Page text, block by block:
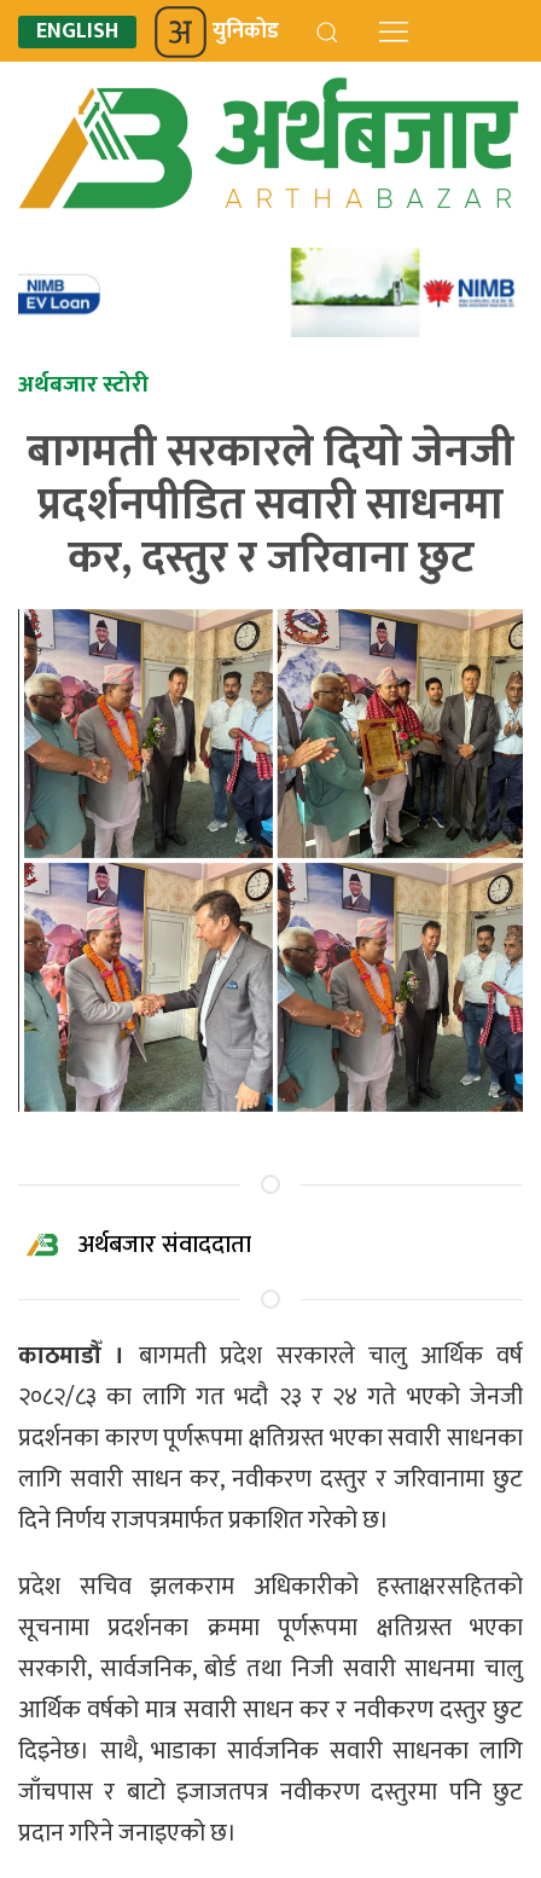
ENGLISH युनिकोड
अर्थबजार स्टोरी
बागमती सरकारले दियो जेनजी
प्रदर्शनपीडित सवारी साधनमा
कर, दस्तुर र जरिवाना छुट
अर्थबजार संवाददाता
काठमाडौँ ।बागमती प्रदेश सरकारले चालु आर्थिक वर्ष
२०८२/८३ का लागि गत भदौ २३ र २४ गते भएको जेनजी
प्रदर्शनका कारण पूर्णरूपमा क्षतिग्रस्त भएका सवारी साधनका
लागि सवारी साधन कर, नवीकरण दस्तुर र जरिवानामा छुट
दिने निर्णय राजपत्रमार्फत प्रकाशित गरेको छ।
प्रदेश सचिव झलकराम अधिकारीको हस्ताक्षरसहितको
सूचनामा प्रदर्शनका क्रममा पूर्णरूपमा क्षतिग्रस्त भएका
सरकारी, सार्वजनिक, बोर्ड तथा निजी सवारी साधनमा चालु
आर्थिक वर्षको मात्र सवारी साधन कर र नवीकरण दस्तुर छुट
दिइनेछ। साथै, भाडाका सार्वजनिक सवारी साधनका लागि
जाँचपास र बाटो इजाजतपत्र नवीकरण दस्तुरमा पनि छुट
प्रदान गरिने जनाइएको छ।